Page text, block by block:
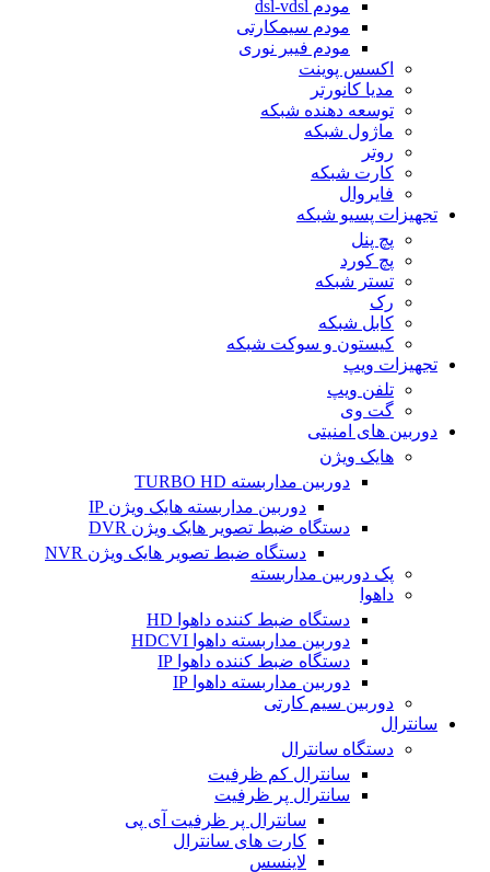
مودم dsl-vdsl
مودم سیمکارتی
مودم فیبر نوری
اکسس پوینت
مدیا کانورتر
توسعه دهنده شبکه
ماژول شبکه
روتر
کارت شبکه
فایروال
تجهیزات پسیو شبکه
پچ پنل
پچ کورد
تستر شبکه
رک
کابل شبکه
کیستون و سوکت شبکه
تجهیزات ویپ
تلفن ویپ
گت وی
دوربین های امنیتی
هایک ویژن
دوربین مداربسته TURBO HD
دوربین مداربسته هایک ویژن IP
دستگاه ضبط تصویر هایک ویژن DVR
دستگاه ضبط تصویر هایک ویژن NVR
پک دوربین مداربسته
داهوا
دستگاه ضبط کننده داهوا HD
دوربین مداربسته داهوا HDCVI
دستگاه ضبط کننده داهوا IP
دوربین مداربسته داهوا IP
دوربین سیم کارتی
سانترال
دستگاه سانترال
سانترال کم ظرفیت
سانترال پر ظرفیت
سانترال پر ظرفیت آی پی
کارت های سانترال
لاینسس